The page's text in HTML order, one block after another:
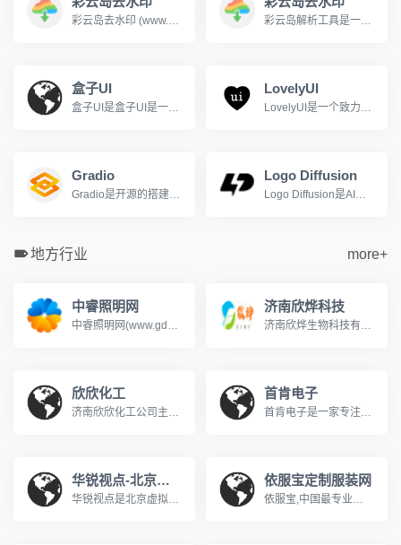
彩云岛去水印 (www.caiyundao123.com) 是一个免费的视频解析网站，支持下载解析抖音，快手，b站(哔哩哔哩)，油管(YouTube)等上百个平台的视频，并自动去除视频水印。 彩云岛解析工具是一款功能强大的视频解析工具，支持全网主流视频网站的无水印视频下载，哔哩哔哩、抖音、快手、小红书、YouTube等平台。用户只需复制视频链接并粘贴到彩云岛解析工具的输入框中，即可一键解析并下载高清无水印的视频资源。
盒子UI
盒子UI是盒子UI是一个专注于用户体验设计的平台.
LovelyUI
LovelyUI是一个致力于智能手机界面设计作品展示的博客网站
Gradio
Gradio是开源的搭建机器学习模型UI界面的Python库
Logo Diffusion
Logo Diffusion是AI驱动的Logo和标志生成工具
地方行业 more+
中睿照明网
中睿照明网(www.gdzrlj.com)提供全方位的照明产业资讯、照明品牌、照明方案、照明技术等信息, 助您实时了解最新照明行业的动态,把握市场信息。
济南欣烨科技
济南欣烨生物科技有限公司是一家集科研，销售N-甲基吡咯烷酮,六水三氯化铁,对苯醌,对苯二酚,2-氟-3-硝基苯甲酸,三苯基膦,氧化苯乙烯,苯乙酮,间苯二甲醚,2-氰基吡嗪,二甲基硫醚,异戊烯醛,异戊烯醇,环戊酮,丙二腈,偶氮二异丁腈,叔丁醇医药中间体,酚醛树脂，氧化苯乙烯,苯乙酮,间苯二甲醚,2-氰基吡嗪,二甲基硫醚,异戊烯醛,异戊烯醇,环戊酮,丙二腈,偶氮二异丁腈,叔丁醇医药中间体,酚醛树脂.
欣欣化工
济南欣欣化工公司主导产品有：生物制药系列，医药中间体，化学溶剂系列，阻燃剂系列，化学试剂系列，颜料燃料系列，橡胶塑料系列，酚醛树脂等系列产品。济南欣烨化工有限公司是一家集科研，销售防黄剂，丁酰肼原药，防黄剂HN-130，防黄剂HN-150，防黄剂,丁酰肼原药,异戊烯醇321,对苯二酚,异戊醇,异戊烯醛,异丙叉丙酮，异丙醚，异己二醇，二甲硫基甲苯二胺，二乙基甲苯二胺.
首肯电子
首肯电子是一家专注品牌风机一站式采购的供应商，销售近万种风机商品，近4000平方仓储，提供快速响应专业而可靠的风机供应链解决方案系德国ebmpapst依必安派特代理&nbsp;经销囊括SUNON建准 ,ADDA协禧,SANYO山洋, NMB美蓓亚, BI-SONIC百瑞,SOKFAN......经营范围：包括直流风机，交流风机，EC风机，轴流风机, 离心风机，横流风机，鼓风机，空调风机，AHU风机等工业风机风扇产品应用于：通风、空调设备、制冷、制热，供暖、电气自动化、变频器、机箱机柜 、电子设备
华锐视点-北京虚拟现实内容提供商
华锐视点是北京虚拟现实内容提供商！主营业务是为政府单位和民营企业提供专业的虚拟现实解决方案，包括：智慧城市综合解决方案、商业地产虚拟仿真系统、展览展示、城市规划、数字沙盘、城市应用、三维动画、工业流程模拟、Ipad售楼系统、景区三维展示、工业控制、网络三维展馆、三维培训课件、水利电力GIS系统等 。www.vrnew.com
依服宝定制服装网
依服宝,中国最专业的服装定制网站,公司专注于企业团体服装定制、服装定做,服装定制厂家依服宝,能够提供服装定做一站式服务,依服宝服装定制咨询热线400-180-6688!www.efubao.com